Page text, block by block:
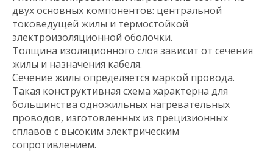
двух основных компонентов: центральной
токоведущей жилы и термостойкой
электроизоляционной оболочки.
Толщина изоляционного слоя зависит от сечения
жилы и назначения кабеля.
Сечение жилы определяется маркой провода.
Такая конструктивная схема характерна для
большинства одножильных нагревательных
проводов, изготовленных из прецизионных
сплавов с высоким электрическим
сопротивлением.